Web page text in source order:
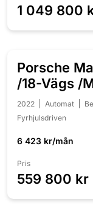
1 049 800
Porsche
/18-Vägs /
2022 Automat
Fyrhjulsdriven
6 423 kr/mån
Pris
559 800 kr